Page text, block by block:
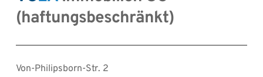
(haftungsbeschränkt)
Von-Philipsborn-Str. 2